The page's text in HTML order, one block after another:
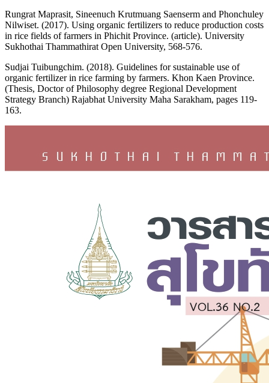
Rungrat Maprasit, Sineenuch Krutmuang Saenserm and Phonchuley
Nilwiset. (2017). Using organic fertilizers to reduce production costs
in rice fields of farmers in Phichit Province. (article). University
Sukhothai Thammathirat Open University, 568-576.
Sudjai Tuibungchim. (2018). Guidelines for sustainable use of
organic fertilizer in rice farming by farmers. Khon Kaen Province.
(Thesis, Doctor of Philosophy degree Regional Development
Strategy Branch) Rajabhat University Maha Sarakham, pages 119-
163.